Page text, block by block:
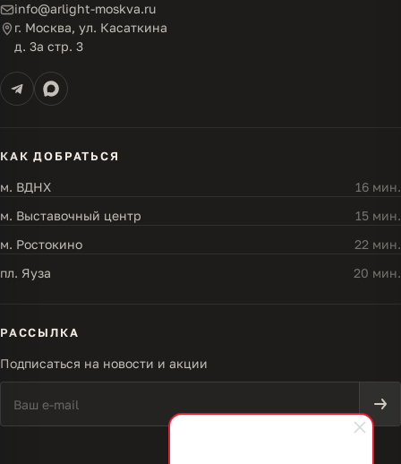
info@arlight-moskva.ru
г. Москва, ул. Касаткина
д. 3а стр. 3
КАК ДОБРАТЬСЯ
м. ВДНХ
16 мин.
м. Выставочный центр
15 мин.
м. Ростокино
22 мин.
пл. Яуза
20 мин.
РАССЫЛКА
Подписаться на новости и акции